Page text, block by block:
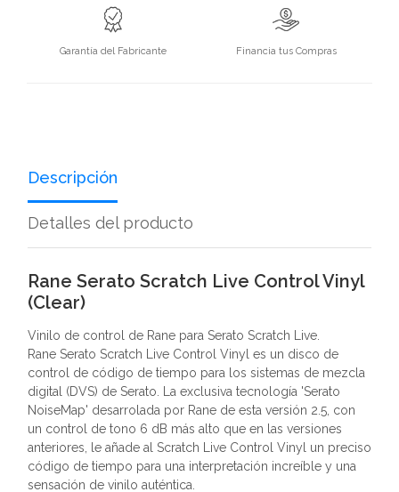
Garantía del Fabricante Financia tus Compras
Descripción
Detalles del producto
Rane Serato Scratch Live Control Vinyl
(Clear)
Vinilo de control de Rane para Serato Scratch Live.
Rane Serato Scratch Live Control Vinyl es un disco de
control de código de tiempo para los sistemas de mezcla
digital (DVS) de Serato. La exclusiva tecnología 'Serato
NoiseMap' desarrolada por Rane de esta versión 2.5, con
un control de tono 6 dB más alto que en las versiones
anteriores, le añade al Scratch Live Control Vinyl un preciso
código de tiempo para una interpretación increíble y una
sensación de vinilo auténtica.